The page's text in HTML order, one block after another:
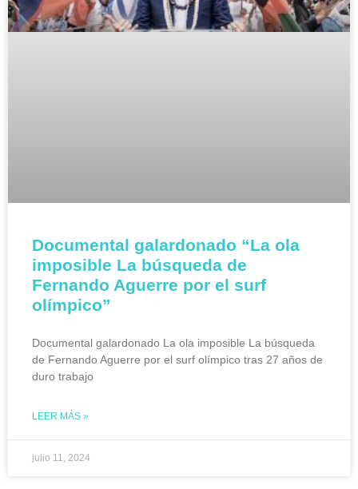
Documental galardonado “La ola
imposible La búsqueda de
Fernando Aguerre por el surf
olímpico”
Documental galardonado La ola imposible La búsqueda
de Fernando Aguerre por el surf olímpico tras 27 años de
duro trabajo
LEER MÁS »
julio 11, 2024